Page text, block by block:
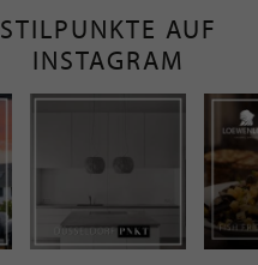
STILPUNKTE AUF
INSTAGRAM